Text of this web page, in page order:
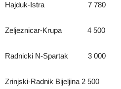
Hajduk-Istra 7 780
Zeljeznicar-Krupa 4 500
Radnicki N-Spartak 3 000
Zrinjski-Radnik Bijeljina 2 500